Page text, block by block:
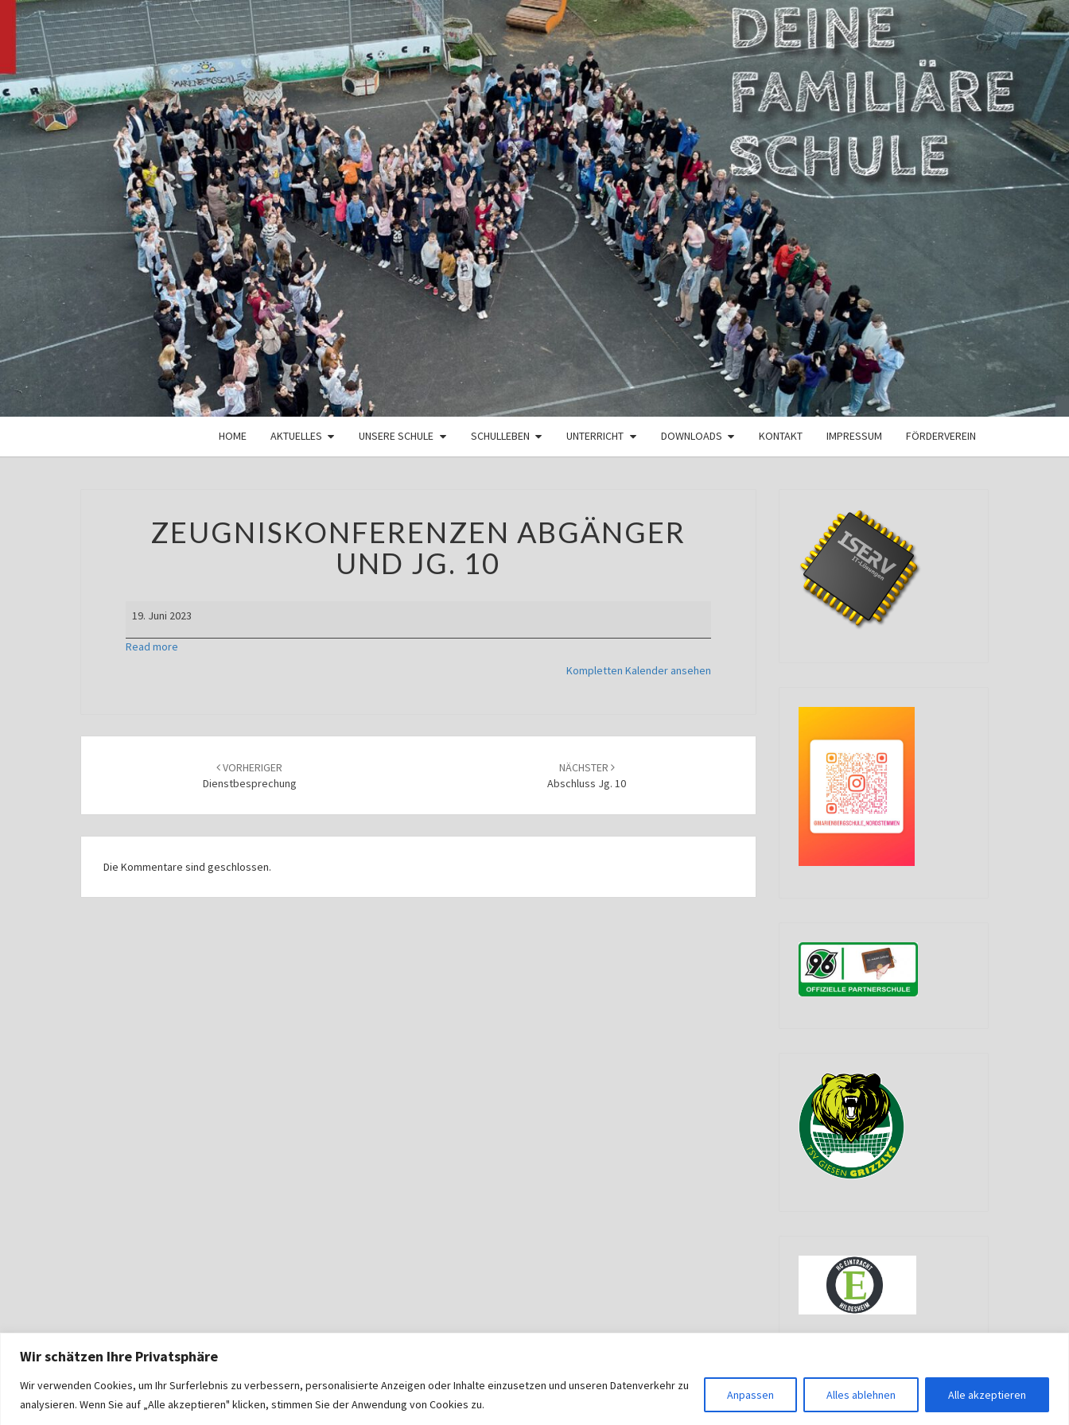
Wir schätzen Ihre Privatsphäre
Wir verwenden Cookies, um Ihr Surferlebnis zu verbessern, personalisierte Anzeigen oder Inhalte einzusetzen und unseren Datenverkehr zu
analysieren. Wenn Sie auf „Alle akzeptieren" klicken, stimmen Sie der Anwendung von Cookies zu.
Anpassen Alles ablehnen Alle akzeptieren
MARIENBERGSCHULE
NORDSTEMMEN
Oberschule –
Offene
Ganztagsschule
HOME AKTUELLES UNSERE SCHULE SCHULLEBEN UNTERRICHT DOWNLOADS KONTAKT IMPRESSUM FÖRDERVEREIN
ABGÄNGER
UND
JG.
10
ZEUGNISKONFERENZEN ABGÄNGER
UND JG. 10
Zeugniskonferenzen
Abgänger
und
19. Juni 2023
Read more
Kompletten Kalender ansehen
VORHERIGER
Dienstbesprechung
NÄCHSTER
Abschluss Jg. 10
Die Kommentare sind geschlossen.
© 2026|Stolz präsentiert von WordPress |Theme:Nisarg